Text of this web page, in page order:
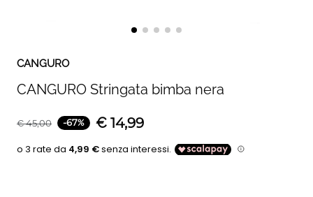
CANGURO
CANGURO Stringata bimba nera
€45,00 -67% € 14,99